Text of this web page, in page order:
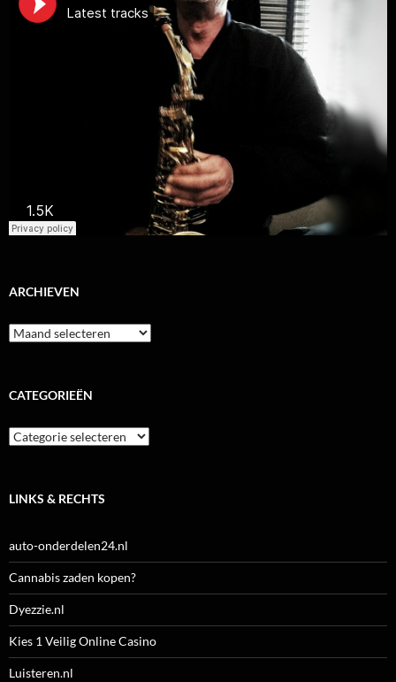
ARCHIEVEN
Archieven
CATEGORIEËN
Categorieën
LINKS & RECHTS
auto-onderdelen24.nl
Cannabis zaden kopen?
Dyezzie.nl
Kies 1 Veilig Online Casino
Luisteren.nl